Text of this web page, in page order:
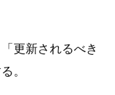
更新されるべき
。